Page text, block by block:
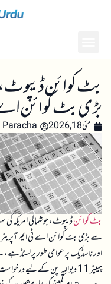
بٹ کوائن
بڑی بٹ کوائن اے
مئی 18, 2026
بٹ کوائنڈیپوٹ، جو شمالی امریکہ
سے بڑی بٹ کوائن اے ٹی ایم
اور ناسڈیک پر عوامی طور پر لسٹڈ
چیپٹر 11 دیوالیہ پن کے لیے